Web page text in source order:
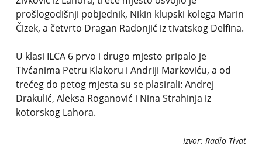
prošlogodišnji pobjednik, Nikin klupski kolega Marin
Čizek, a četvrto Dragan Radonjić iz tivatskog Delfina.
U klasi ILCA 6 prvo i drugo mjesto pripalo je
Tivćanima Petru Klakoru i Andriji Markoviću, a od
trećeg do petog mjesta su se plasirali: Andrej
Drakulić, Aleksa Roganović i Nina Strahinja iz
kotorskog Lahora.
Izvor: Radio Tivat